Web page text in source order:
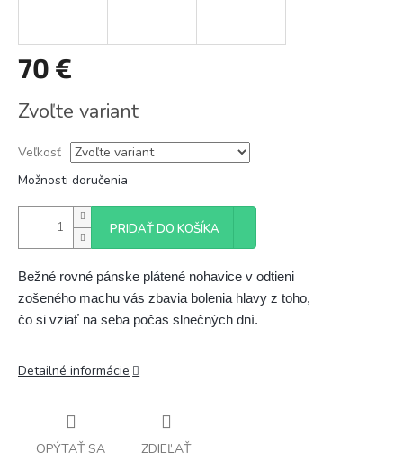
70 €
cena:
Zvoľte variant
Veľkosť
Možnosti doručenia
PRIDAŤ DO KOŠÍKA
Bežné rovné pánske plátené nohavice v odtieni
zošeného machu vás zbavia bolenia hlavy z toho,
čo si vziať na seba počas slnečných dní.
Detailné informácie
OPÝTAŤ SA ZDIEĽAŤ